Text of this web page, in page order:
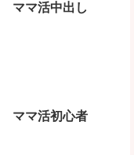
ママ活中出し
ママ活初心者